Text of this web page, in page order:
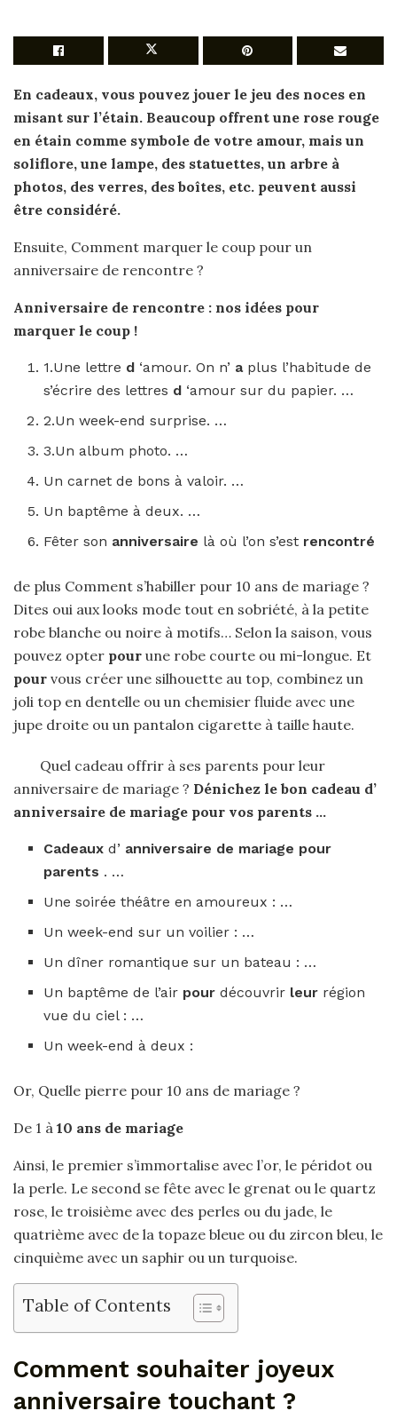
En cadeaux, vous pouvez jouer le jeu des noces en
misant sur l’étain. Beaucoup offrent une rose rouge
en étain comme symbole de votre amour, mais un
soliflore, une lampe, des statuettes, un arbre à
photos, des verres, des boîtes, etc. peuvent aussi
être considéré.
Ensuite, Comment marquer le coup pour un
anniversaire de rencontre ?
Anniversaire de rencontre : nos idées pour
marquer le coup !
1.Une lettre d ‘amour. On n’ a plus l’habitude de
s’écrire des lettres d ‘amour sur du papier. …
2.Un week-end surprise. …
3.Un album photo. …
Un carnet de bons à valoir. …
Un baptême à deux. …
Fêter son anniversaire là où l’on s’est rencontré
de plus Comment s’habiller pour 10 ans de mariage ?
Dites oui aux looks mode tout en sobriété, à la petite
robe blanche ou noire à motifs… Selon la saison, vous
pouvez opter pour une robe courte ou mi-longue. Et
pour vous créer une silhouette au top, combinez un
joli top en dentelle ou un chemisier fluide avec une
jupe droite ou un pantalon cigarette à taille haute.
Quel cadeau offrir à ses parents pour leur
anniversaire de mariage ? Dénichez le bon cadeau d’
anniversaire de mariage pour vos parents …
Cadeauxd’ anniversaire de mariage pour
parents . …
Une soirée théâtre en amoureux : …
Un week-end sur un voilier : …
Un dîner romantique sur un bateau : …
Un baptême de l’air pourdécouvrir leur région
vue du ciel : …
Un week-end à deux :
Or, Quelle pierre pour 10 ans de mariage ?
De 1 à 10 ans de mariage
Ainsi, le premier s’immortalise avec l’or, le péridot ou
la perle. Le second se fête avec le grenat ou le quartz
rose, le troisième avec des perles ou du jade, le
quatrième avec de la topaze bleue ou du zircon bleu, le
cinquième avec un saphir ou un turquoise.
Table of Contents
Comment souhaiter joyeux
anniversaire touchant ?